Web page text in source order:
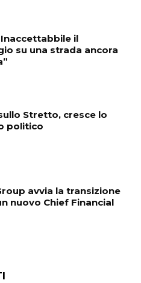
il
su una strada ancora
Stretto, cresce lo
politico
avvia la transizione
nuovo Chief Financial